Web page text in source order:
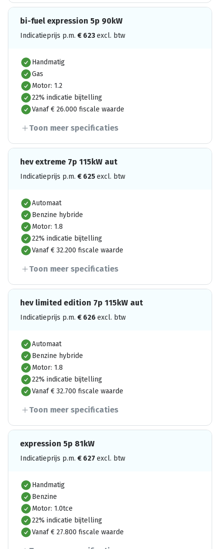
bi-fuel expression 5p 90kW
Indicatieprijs p.m. € 623excl. btw
Handmatig
Gas
Motor: 1.2
22% indicatie bijtelling
Vanaf € 26.000 fiscale waarde
Toon meer specificaties
hev extreme 7p 115kW aut
Indicatieprijs p.m. € 625excl. btw
Automaat
Benzine hybride
Motor: 1.8
22% indicatie bijtelling
Vanaf € 32.200 fiscale waarde
Toon meer specificaties
hev limited edition 7p 115kW aut
Indicatieprijs p.m. € 626 excl. btw
Automaat
Benzine hybride
Motor: 1.8
22% indicatie bijtelling
Vanaf € 32.700 fiscale waarde
Toon meer specificaties
expression 5p 81kW
Indicatieprijs p.m. € 627 excl. btw
Handmatig
Benzine
Motor: 1.0tce
22% indicatie bijtelling
Vanaf € 27.800 fiscale waarde